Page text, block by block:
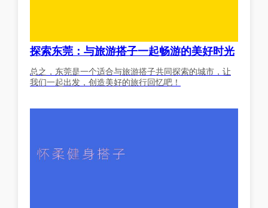
探索东莞：与旅游搭子一起畅游的美好时光
总之，东莞是一个适合与旅游搭子共同探索的城市，让
我们一起出发，创造美好的旅行回忆吧！